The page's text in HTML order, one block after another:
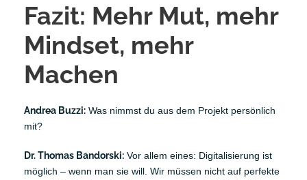
Fazit: Mehr Mut, mehr
Mindset, mehr
Machen
Andrea Buzzi: Was nimmst du aus dem Projekt persönlich
mit?
Dr. Thomas Bandorski: Vor allem eines: Digitalisierung ist
möglich – wenn man sie will. Wir müssen nicht auf perfekte